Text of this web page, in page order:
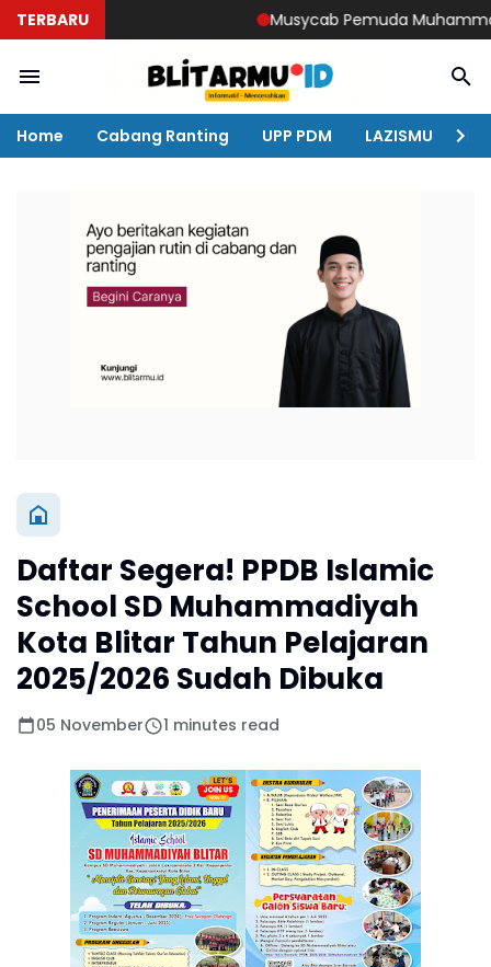
TERBARU Musycab Pemuda
Home Cabang Ranting UPP PDM LAZISMU
Daftar Segera! PPDB Islamic
School SD Muhammadiyah
Kota Blitar Tahun Pelajaran
2025/2026 Sudah Dibuka
05 November 1 minutes read